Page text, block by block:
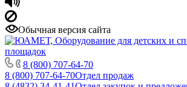
Обычная версия сайта
8 (800) 707-64-70
8 (800) 707-64-70Отдел продаж